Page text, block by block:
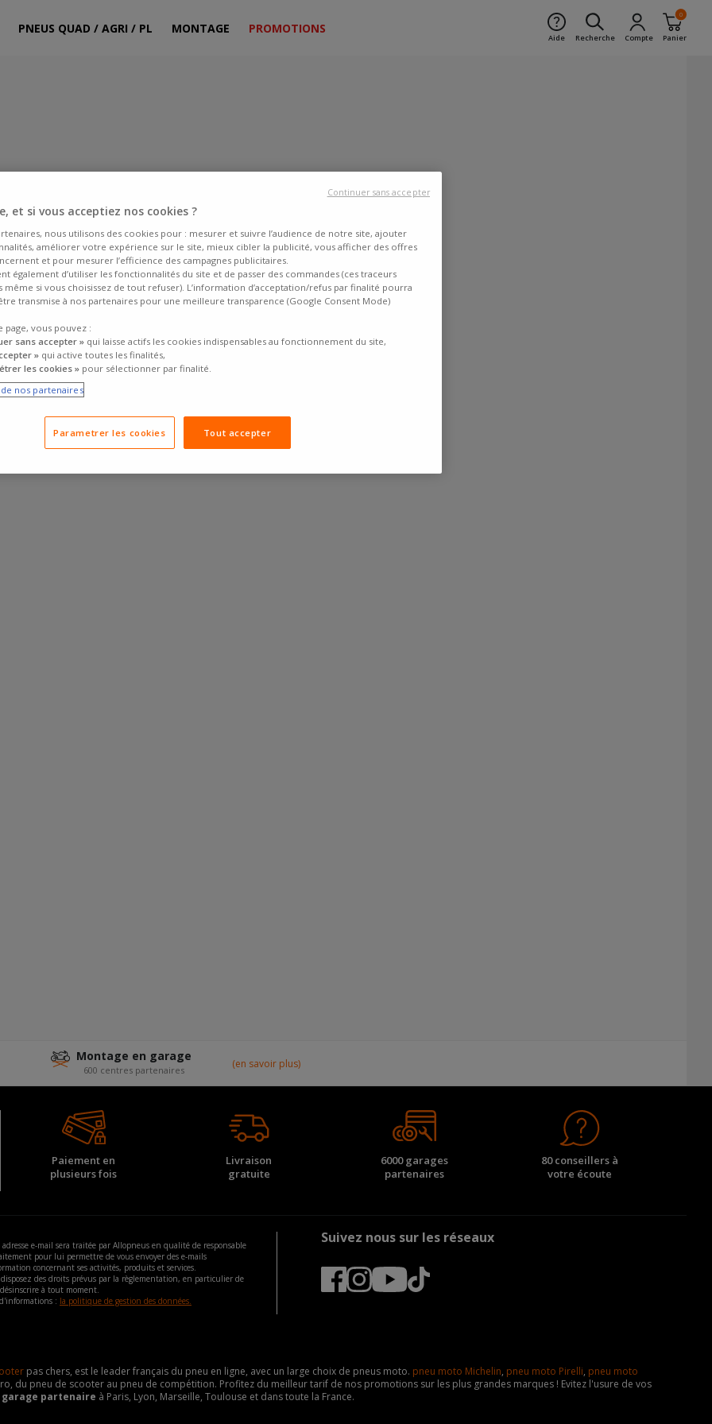
PNEUS QUAD / AGRI / PL MONTAGE PROMOTIONS
Aide Recherche Compte
0
Panier
Montage en garage
600 centres partenaires (en savoir plus)
Paiement en
plusieurs fois
Livraison
gratuite
6000 garages
partenaires
80 conseillers à
votre écoute
adresse e-mail sera traitée par Allopneus en qualité de responsable
pour lui permettre de vous envoyer des e-mails
concernant ses activités, produits et services.
disposez des droits prévus par la règlementation, en particulier de
à tout moment.
: la politique de gestion des données.
Suivez nous sur les réseaux
pas chers, est le leader français du pneu en ligne, avec un large choix de pneus moto. pneu moto Michelin, pneu moto Pirelli, pneu moto
du pneu de scooter au pneu de compétition. Profitez du meilleur tarif de nos promotions sur les plus grandes marques ! Evitez l'usure de vos
garage partenaire à Paris, Lyon, Marseille, Toulouse et dans toute la France.
et si vous acceptiez nos cookies ?
nous utilisons des cookies pour : mesurer et suivre l’audience de notre site, ajouter
améliorer votre expérience sur le site, mieux cibler la publicité, vous afficher des offres
et pour mesurer l’efficience des campagnes publicitaires.
également d’utiliser les fonctionnalités du site et de passer des commandes (ces traceurs
même si vous choisissez de tout refuser). L’information d’acceptation/refus par finalité pourra
transmise à nos partenaires pour une meilleure transparence (Google Consent Mode)
page, vous pouvez :
sans accepter » qui laisse actifs les cookies indispensables au fonctionnement du site,
» qui active toutes les finalités,
les cookies » pour sélectionner par finalité.
nos partenaires
Parametrer les cookies Tout accepter
Continuer sans accepter